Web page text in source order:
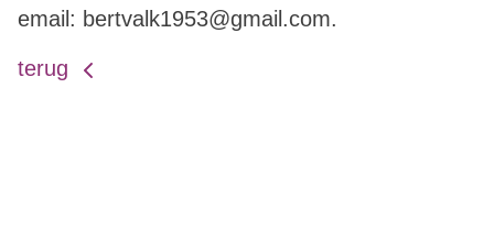
email: bertvalk1953@gmail.com.
terug